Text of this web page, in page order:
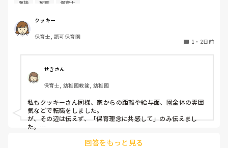
立ち上がる時には、膝や太ももが固まり痛みが……
腰痛、膝痛お持ちの方は、どの程度の痛みで働かれているの
でしょうか。
出産等で、幾度か開腹手術をしましたが、翌日には歩けまし
たし…
今回は、今少し治まっている痛みがぶり返したどうしようと
いう思いもあり、ちょっと無理かも…と思い始めています。
まだ急性期ということと、昔、夫が腰を痛めてすぐに整骨院
に行ってより酷くなって帰ってきたことがあり、怖くて行け
しているように見えると言われました。
日頃からそのことの関わりはしっかり持てるように意識はし
ていますが…
私自身、園の雰囲気とか園の規模、保育内容は勘案しますが
正直なところ、家から通いやすいか、給与はどうか…という
ところに重きを置いています
皆さんは、志望動機をどのように答えていますか？また、本
音はどうですか？
面接 転職 保育士
クッキー
保育士, 認可保育園
1 ・ 2日前
せきさん
保育士, 幼稚園教諭, 幼稚園
私もクッキーさん同様、家からの距離や給与面、園全体の雰囲
気などで転職をしました。
が、その辺は伝えず、「保育理念に共感して」のみ伝えまし
た。
回答をもっと見る